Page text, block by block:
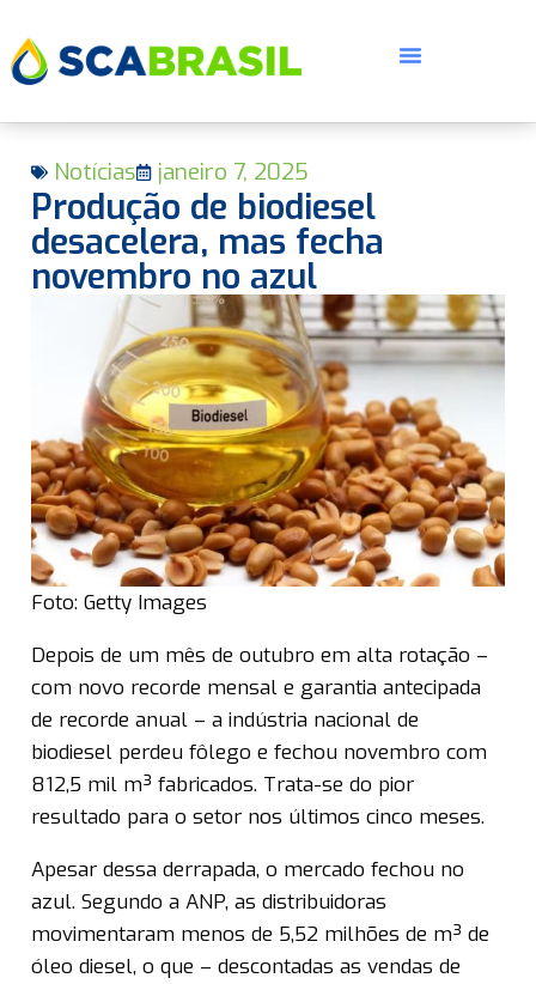
Notícias janeiro 7, 2025
Produção de biodiesel
desacelera, mas fecha
novembro no azul
Foto: Getty Images
Depois de um mês de outubro em alta rotação –
com novo recorde mensal e garantia antecipada
de recorde anual – a indústria nacional de
biodiesel perdeu fôlego e fechou novembro com
812,5 mil m³ fabricados. Trata-se do pior
resultado para o setor nos últimos cinco meses.
Apesar dessa derrapada, o mercado fechou no
azul. Segundo a ANP, as distribuidoras
movimentaram menos de 5,52 milhões de m³ de
óleo diesel, o que – descontadas as vendas de